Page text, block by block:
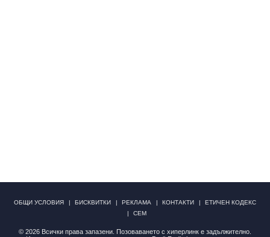
ОБЩИ УСЛОВИЯ БИСКВИТКИ РЕКЛАМА КОНТАКТИ
ЕТИЧЕН КОДЕКС
СЕМ
© 2026 Всички права запазени. Позоваването с хиперлинк е задължително.